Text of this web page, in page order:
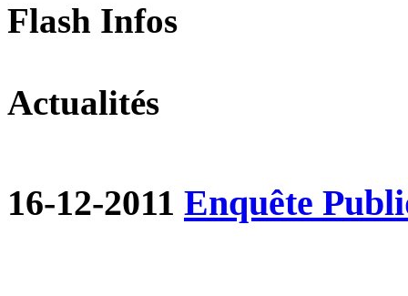
Flash Infos
Actualités
16-12-2011 Enquête